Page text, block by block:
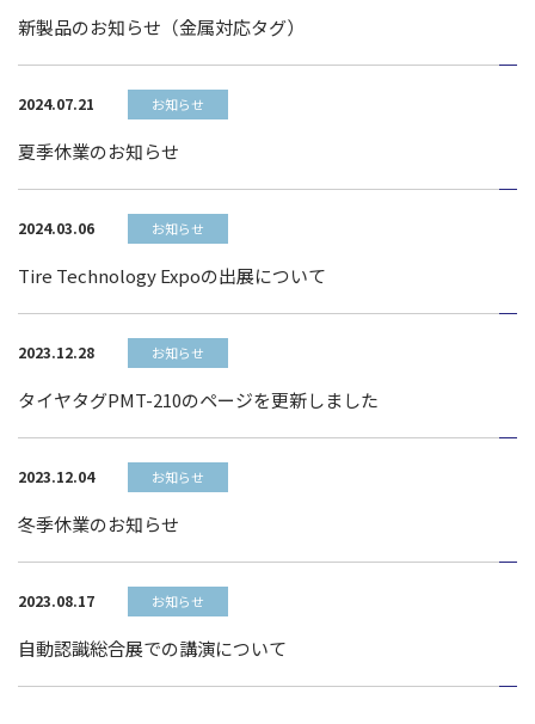
新製品のお知らせ（金属対応タグ）
2024.07.21 お知らせ
夏季休業のお知らせ
2024.03.06 お知らせ
Tire Technology Expoの出展について
2023.12.28 お知らせ
タイヤタグPMT-210のページを更新しました
2023.12.04 お知らせ
冬季休業のお知らせ
2023.08.17 お知らせ
自動認識総合展での講演について